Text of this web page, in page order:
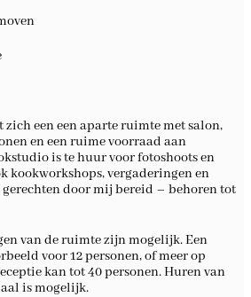
zich een een aparte ruimte met salon,
en een ruime voorraad aan
is te huur voor fotoshoots en
kookworkshops, vergaderingen en
door mij bereid – behoren tot
van de ruimte zijn mogelijk. Een
voor 12 personen, of meer op
kan tot 40 personen. Huren van
is mogelijk.